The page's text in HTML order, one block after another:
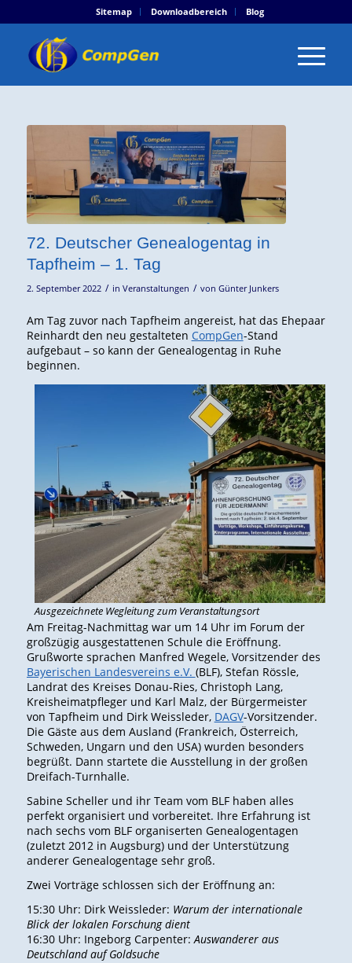
Sitemap Downloadbereich Blog
72. Deutscher Genealogentag in
Tapfheim – 1. Tag
2. September 2022 / in Veranstaltungen / von Günter Junkers
Am Tag zuvor nach Tapfheim angereist, hat das Ehepaar
Reinhardt den neu gestalteten CompGen-Stand
aufgebaut – so kann der Genealogentag in Ruhe
beginnen.
Ausgezeichnete Wegleitung zum Veranstaltungsort
Am Freitag-Nachmittag war um 14 Uhr im Forum der
großzügig ausgestattenen Schule die Eröffnung.
Grußworte sprachen Manfred Wegele, Vorsitzender des
Bayerischen Landesvereins e.V. (BLF), Stefan Rössle,
Landrat des Kreises Donau-Ries, Christoph Lang,
Kreisheimatpfleger und Karl Malz, der Bürgermeister
von Tapfheim und Dirk Weissleder, DAGV-Vorsitzender.
Die Gäste aus dem Ausland (Frankreich, Österreich,
Schweden, Ungarn und den USA) wurden besonders
begrüßt. Dann startete die Ausstellung in der großen
Dreifach-Turnhalle.
Sabine Scheller und ihr Team vom BLF haben alles
perfekt organisiert und vorbereitet. Ihre Erfahrung ist
nach sechs vom BLF organiserten Genealogentagen
(zuletzt 2012 in Augsburg) und der Unterstützung
anderer Genealogentage sehr groß.
Zwei Vorträge schlossen sich der Eröffnung an:
15:30 Uhr: Dirk Weissleder: Warum der internationale
Blick der lokalen Forschung dient
16:30 Uhr: Ingeborg Carpenter:Auswanderer aus
Deutschland auf Goldsuche